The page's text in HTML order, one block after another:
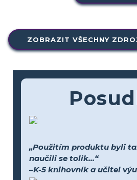
ZOBRAZIT VŠECHNY
„Použitím produktu byli
naučili se tolik...“
–K-5 knihovník a učitel